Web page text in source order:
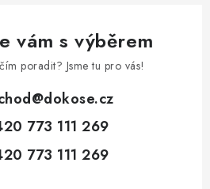
vám s výběrem
poradit? Jsme tu pro vás!
@dokose.cz
773 111 269
773 111 269